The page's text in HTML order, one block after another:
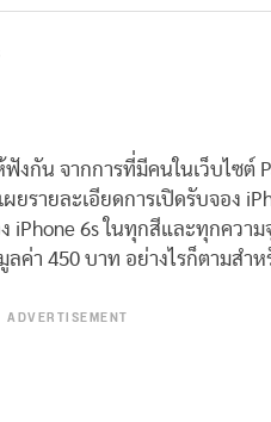
งกัน จากการที่มีคนในเว็บไซต์
ยรายละเอียดการเปิดรับจอง
iPhone 6s ในทุกสีและทุกความ
ค่า 450 บาท อย่างไรก็ตามสำ
ADVERTISEMENT